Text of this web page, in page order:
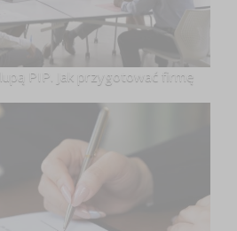
PIP. Jak przygotować firmę